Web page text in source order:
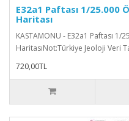
E32a1 Paftası 1/25.000
Haritası
KASTAMONU - E32a1 Paftası
HaritasıNot:Türkiye Jeoloji Veri
720,00TL